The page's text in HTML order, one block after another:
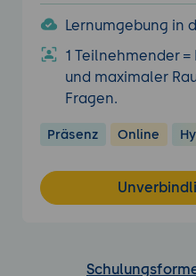
Lernumgebung in
1 Teilnehmender
und maximaler
Fragen.
Präsenz Online